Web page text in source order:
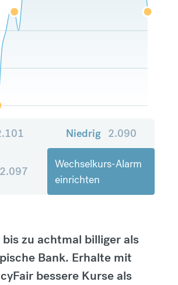
Niedrig 2.090
2.097
Wechselkurs-Alarm
einrichten
zu achtmal billiger als
Bank. Erhalte mit
bessere Kurse als